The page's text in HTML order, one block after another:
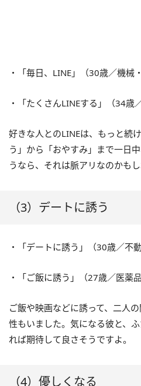
・「毎日、LINE」（30歳／機械
・「たくさんLINEする」（34歳
好きな人とのLINEは、もっと続
う」から「おやすみ」まで一日
うなら、それは脈アリなのかもし
（3）デートに誘う
・「デートに誘う」（30歳／不
・「ご飯に誘う」（27歳／医薬
ご飯や映画などに誘って、二人
性もいました。気になる彼と、
れば期待して良さそうですよ。
（4）優しくなる